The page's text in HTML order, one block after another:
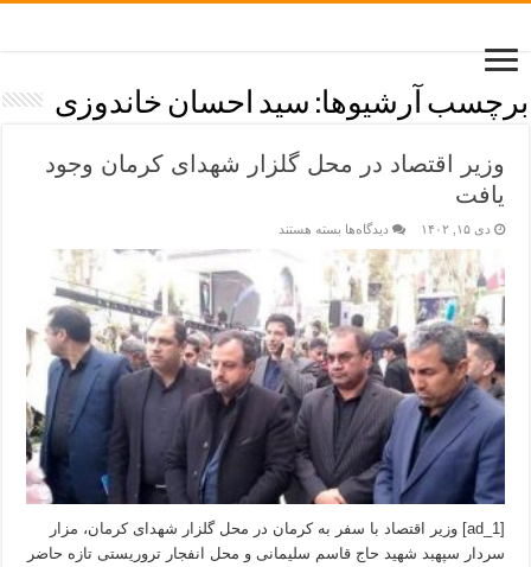
برچسب آرشیوها: سید احسان خاندوزی
وزیر اقتصاد در محل گلزار شهدای کرمان وجود
یافت
دی ۱۵, ۱۴۰۲ دیدگاه‌ها بسته هستند
[ad_1] وزیر اقتصاد با سفر به کرمان در محل گلزار شهدای کرمان، مزار
سردار سپهبد شهید حاج قاسم سلیمانی و محل انفجار تروریستی تازه حاضر